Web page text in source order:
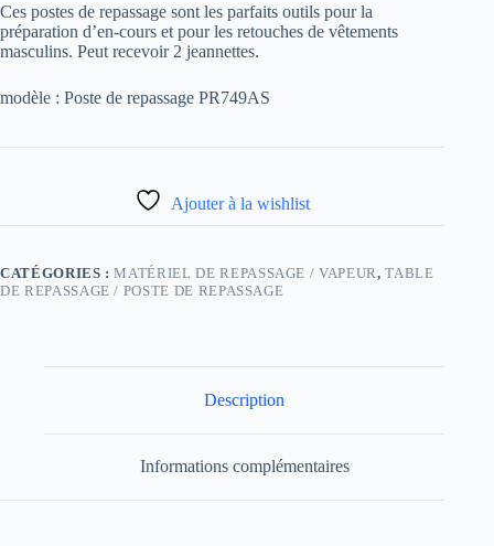
Ces postes de repassage sont les parfaits outils pour la
préparation d’en-cours et pour les retouches de vêtements
masculins. Peut recevoir 2 jeannettes.
modèle : Poste de repassage PR749AS
Ajouter à la wishlist
CATÉGORIES :MATÉRIEL DE REPASSAGE / VAPEUR,TABLE
DE REPASSAGE / POSTE DE REPASSAGE
Description
Informations complémentaires